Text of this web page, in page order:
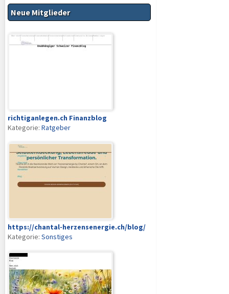
Neue Mitglieder
richtiganlegen.ch Finanzblog
Kategorie: Ratgeber
https://chantal-herzensenergie.ch/blog/
Kategorie: Sonstiges